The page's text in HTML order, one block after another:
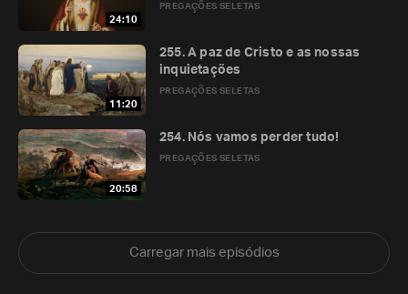
24:10
PREGAÇÕES SELETAS
11:20
PREGAÇÕES SELETAS
255. A paz de Cristo e as nossas
inquietações
20:58
PREGAÇÕES SELETAS
254. Nós vamos perder tudo!
Carregar mais episódios